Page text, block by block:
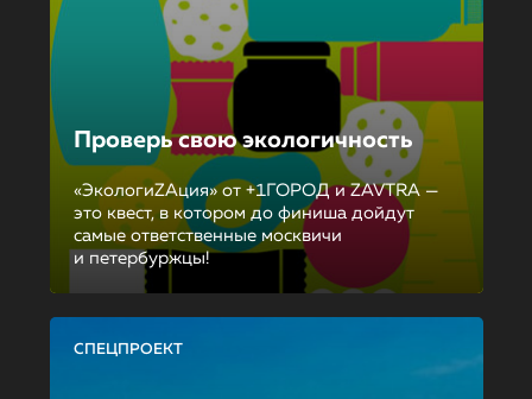
Проверь свою экологичность
«ЭкологиZAция» от +1ГОРОД и ZAVTRA —
это квест, в котором до финиша дойдут
самые ответственные москвичи
и петербуржцы!
СПЕЦПРОЕКТ